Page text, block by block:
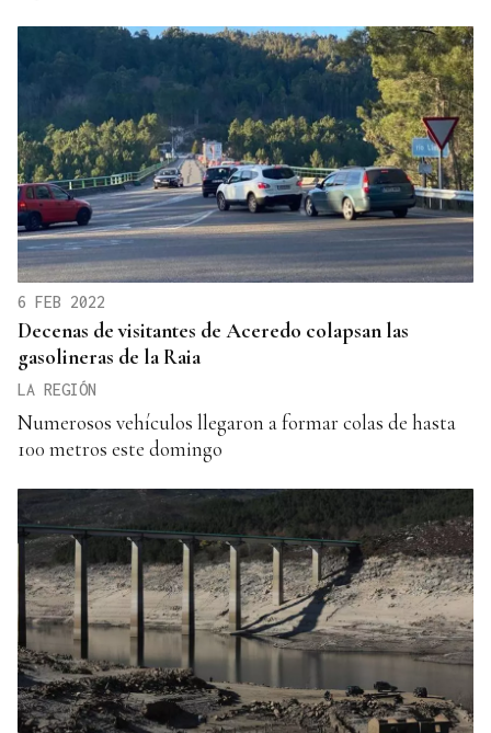
6 FEB 2022
Decenas de visitantes de Aceredo colapsan las
gasolineras de la Raia
LA REGIÓN
Numerosos vehículos llegaron a formar colas de hasta
100 metros este domingo